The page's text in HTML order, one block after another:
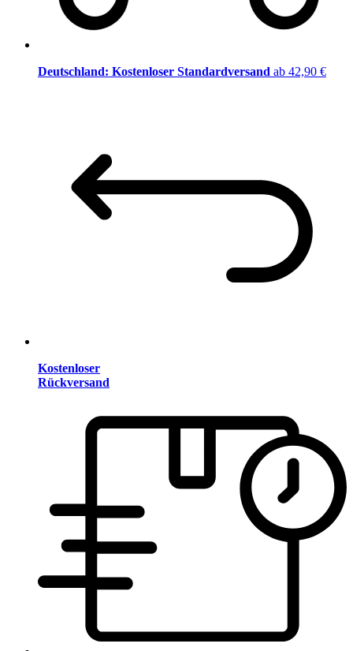
Deutschland: Kostenloser Standardversand ab 42,90 €
Kostenloser
Rückversand